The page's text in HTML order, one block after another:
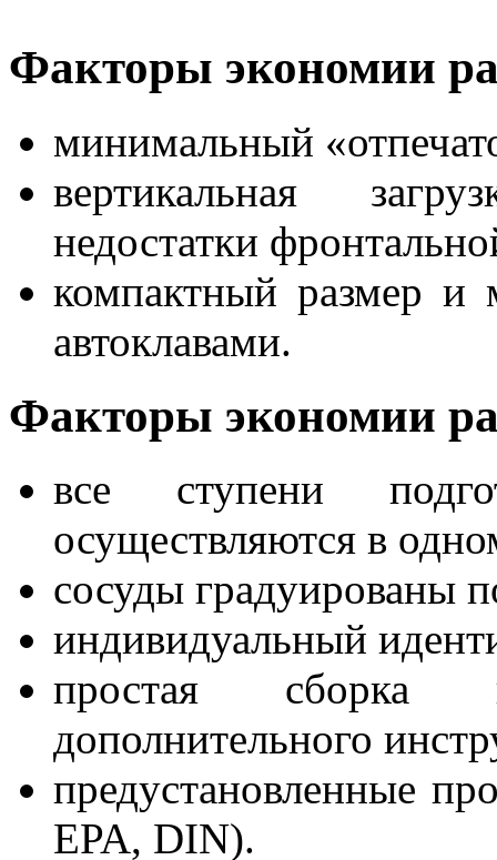
Факторы экономии
минимальный
вертикальная
недостатки
компактный размер и
автоклавами.
Факторы экономии
все ступени
осуществляются в
сосуды градуированы
индивидуальный
простая сборка
дополнительного
предустановленные
EPA, DIN).